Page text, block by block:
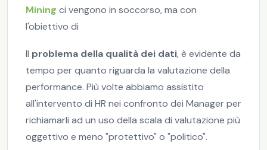
Mining ci vengono in soccorso, ma con
l'obiettivo di
Il problema della qualità dei dati, è evidente da
tempo per quanto riguarda la valutazione della
performance. Più volte abbiamo assistito
all'intervento di HR nei confronto dei Manager per
richiamarli ad un uso della scala di valutazione più
oggettivo e meno "protettivo" o "politico".